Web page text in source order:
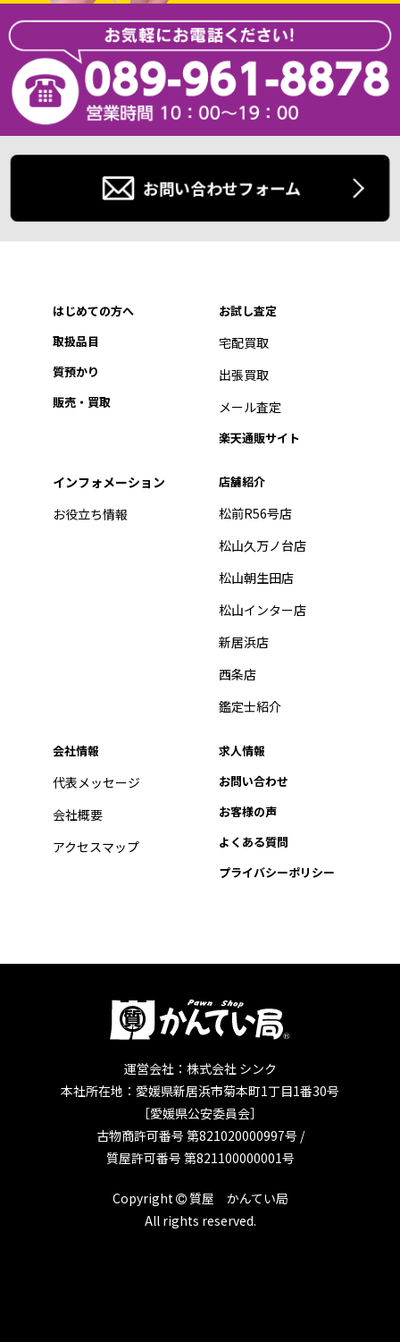
お問い合わせフォーム
はじめての方へ
取扱品目
質預かり
販売・買取
お試し査定
宅配買取
出張買取
メール査定
楽天通販サイト
インフォメーション
お役立ち情報
店舗紹介
松前R56号店
松山久万ノ台店
松山朝生田店
松山インター店
新居浜店
西条店
鑑定士紹介
会社情報
代表メッセージ
会社概要
アクセスマップ
求人情報
お問い合わせ
お客様の声
よくある質問
プライバシーポリシー
運営会社：株式会社 シンク
本社所在地：愛媛県新居浜市菊本町1丁目1番30号
［愛媛県公安委員会］
古物商許可番号 第821020000997号 /
質屋許可番号 第821100000001号
Copyright
質屋 かんてい局
All rights reserved.